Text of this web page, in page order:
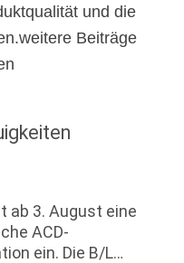
und die
Beiträge
ab 3. August eine
ACD-
ein. Die B/L